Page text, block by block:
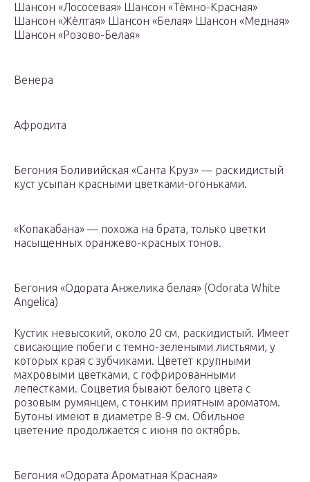
Шансон «Лососевая» Шансон «Тёмно-Красная»
Шансон «Жёлтая» Шансон «Белая» Шансон «Медная»
Шансон «Розово-Белая»
Венера
Афродита
Бегония Боливийская «Санта Круз» — раскидистый
куст усыпан красными цветками-огоньками.
«Копакабана» — похожа на брата, только цветки
насыщенных оранжево-красных тонов.
Бегония «Одората Анжелика белая» (Odorata White
Angelica)
Кустик невысокий, около 20 см, раскидистый. Имеет
свисающие побеги с темно-зелеными листьями, у
которых края с зубчиками. Цветет крупными
махровыми цветками, с гофрированными
лепестками. Соцветия бывают белого цвета с
розовым румянцем, с тонким приятным ароматом.
Бутоны имеют в диаметре 8-9 см. Обильное
цветение продолжается с июня по октябрь.
Бегония «Одората Ароматная Красная»